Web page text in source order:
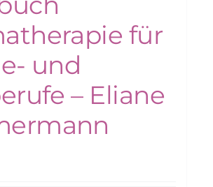
für
und
– Eliane